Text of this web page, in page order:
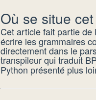
Où se situe
Cet article fait partie de
écrire les grammaires
directement dans le
transpileur qui traduit
Python présenté plus